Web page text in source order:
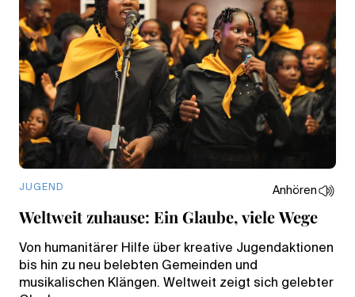
JUGEND Anhören
Weltweit zuhause: Ein Glaube, viele Wege
Von humanitärer Hilfe über kreative Jugendaktionen
bis hin zu neu belebten Gemeinden und
musikalischen Klängen. Weltweit zeigt sich gelebter